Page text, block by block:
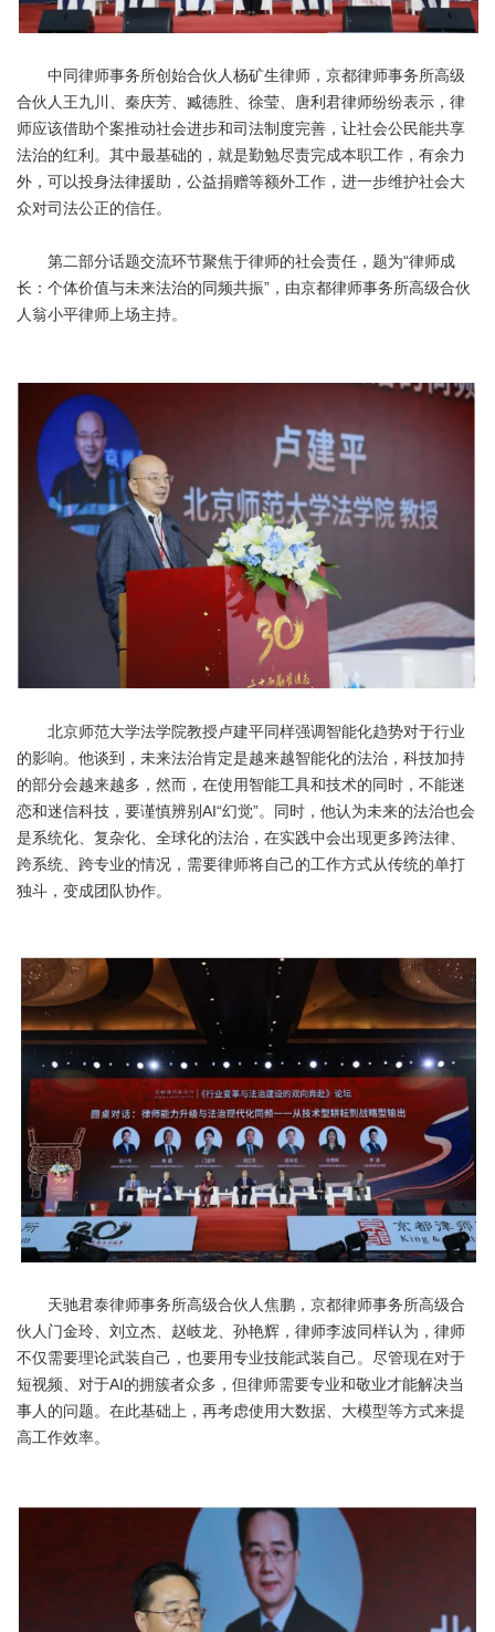
中同律师事务所创始合伙人杨矿生律师，京都律师事务所高级
合伙人王九川、秦庆芳、臧德胜、徐莹、唐利君律师纷纷表示，律
师应该借助个案推动社会进步和司法制度完善，让社会公民能共享
法治的红利。其中最基础的，就是勤勉尽责完成本职工作，有余力
外，可以投身法律援助，公益捐赠等额外工作，进一步维护社会大
众对司法公正的信任。
第二部分话题交流环节聚焦于律师的社会责任，题为“律师成
长：个体价值与未来法治的同频共振”，由京都律师事务所高级合伙
人翁小平律师上场主持。
北京师范大学法学院教授卢建平同样强调智能化趋势对于行业
的影响。他谈到，未来法治肯定是越来越智能化的法治，科技加持
的部分会越来越多，然而，在使用智能工具和技术的同时，不能迷
恋和迷信科技，要谨慎辨别AI“幻觉”。同时，他认为未来的法治也会
是系统化、复杂化、全球化的法治，在实践中会出现更多跨法律、
跨系统、跨专业的情况，需要律师将自己的工作方式从传统的单打
独斗，变成团队协作。
天驰君泰律师事务所高级合伙人焦鹏，京都律师事务所高级合
伙人门金玲、刘立杰、赵岐龙、孙艳辉，律师李波同样认为，律师
不仅需要理论武装自己，也要用专业技能武装自己。尽管现在对于
短视频、对于AI的拥簇者众多，但律师需要专业和敬业才能解决当
事人的问题。在此基础上，再考虑使用大数据、大模型等方式来提
高工作效率。